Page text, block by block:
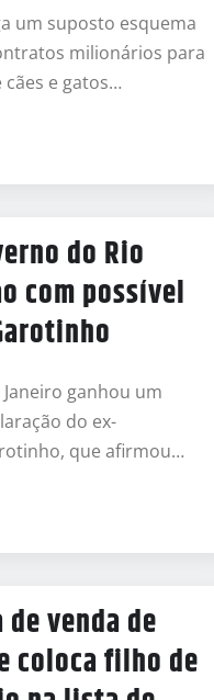
um suposto esquema
milionários para
cães e gatos…
do Rio
com possível
ganhou um
do ex-
que afirmou…
de venda de
coloca filho de